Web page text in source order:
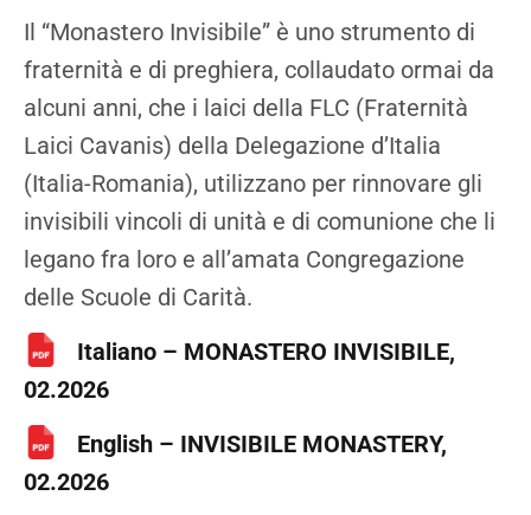
Il “Monastero Invisibile” è uno strumento di
fraternità e di preghiera, collaudato ormai da
alcuni anni, che i laici della FLC (Fraternità
Laici Cavanis) della Delegazione d’Italia
(Italia-Romania), utilizzano per rinnovare gli
invisibili vincoli di unità e di comunione che li
legano fra loro e all’amata Congregazione
delle Scuole di Carità.
Italiano – MONASTERO INVISIBILE,
02.2026
English – INVISIBILE MONASTERY,
02.2026